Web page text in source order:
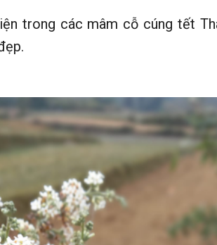
trong các mâm cỗ cúng tết